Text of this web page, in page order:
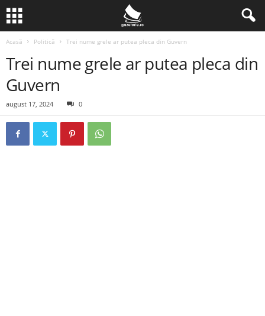
Acasă Politică Trei nume grele ar putea pleca din Guvern
Trei nume grele ar putea pleca din
Guvern
august 17, 2024 0